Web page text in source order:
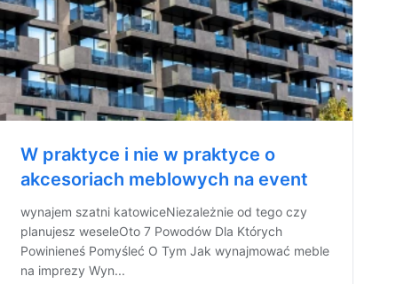
W praktyce i nie w praktyce o
akcesoriach meblowych na event
wynajem szatni katowiceNiezależnie od tego czy
planujesz weseleOto 7 Powodów Dla Których
Powinieneś Pomyśleć O Tym Jak wynajmować meble
na imprezy Wyn...